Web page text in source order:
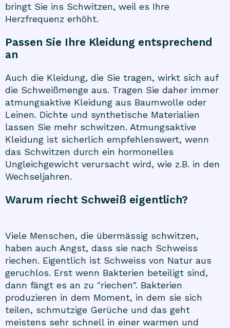
bringt Sie ins Schwitzen, weil es Ihre
Herzfrequenz erhöht.
Passen Sie Ihre Kleidung entsprechend
an
Auch die Kleidung, die Sie tragen, wirkt sich auf
die Schweißmenge aus. Tragen Sie daher immer
atmungsaktive Kleidung aus Baumwolle oder
Leinen. Dichte und synthetische Materialien
lassen Sie mehr schwitzen. Atmungsaktive
Kleidung ist sicherlich empfehlenswert, wenn
das Schwitzen durch ein hormonelles
Ungleichgewicht verursacht wird, wie z.B. in den
Wechseljahren.
Warum riecht Schweiß eigentlich?
Viele Menschen, die übermässig schwitzen,
haben auch Angst, dass sie nach Schweiss
riechen. Eigentlich ist Schweiss von Natur aus
geruchlos. Erst wenn Bakterien beteiligt sind,
dann fängt es an zu "riechen". Bakterien
produzieren in dem Moment, in dem sie sich
teilen, schmutzige Gerüche und das geht
meistens sehr schnell in einer warmen und